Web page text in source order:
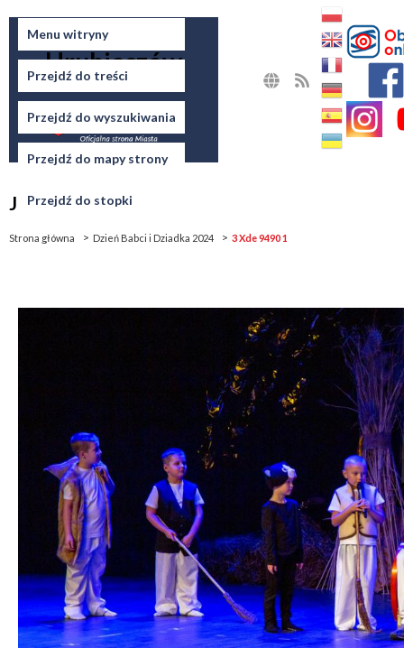
Menu witryny
Przejdź do treści
Przejdź do wyszukiwania
Przejdź do mapy strony
Przejdź do stopki
Miasto
Hrubieszów
Jesteś tutaj
Strona główna Dzień Babci i Dziadka 2024 3 Xde 9490 1